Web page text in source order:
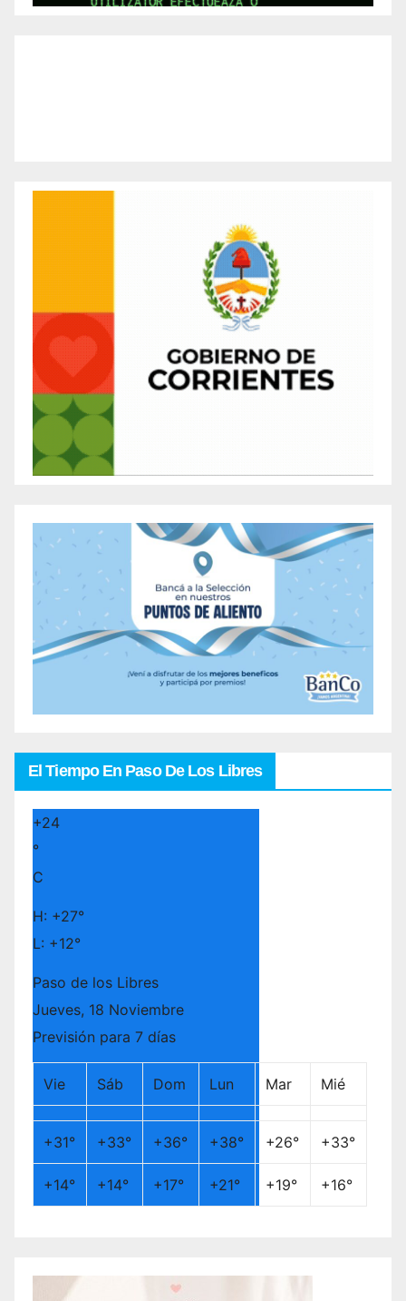
El Tiempo En Paso De Los Libres
+24
°
C
H: +27°
L: +12°
Paso de los Libres
Jueves, 18 Noviembre
Previsión para 7 días
Vie Sáb Dom Lun Mar Mié
+31° +33° +36° +38° +26° +33°
+14° +14° +17° +21° +19° +16°